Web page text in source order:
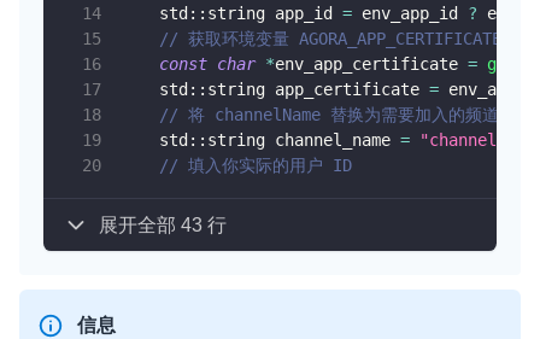
    std
:: string app_id = env_app_id ?
// 获取环境变量 AGORA_APP_CERTIFICATE
const char *env_app_certificate =
    std
:: string app_certificate =
// 将 channelName 替换为需要加入的频道名
    std
:: string channel_name =
// 填入你实际的用户 ID
展开全部 43 行
信息